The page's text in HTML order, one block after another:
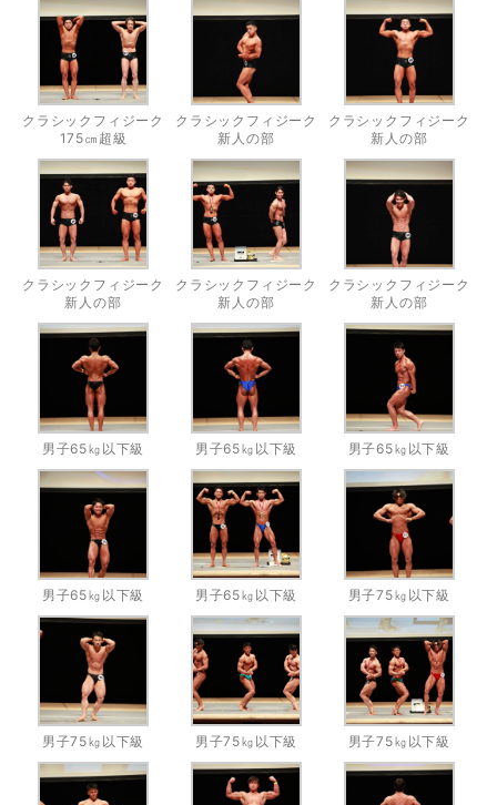
クラシックフィジーク
175㎝超級
クラシックフィジーク
新人の部
クラシックフィジーク
新人の部
クラシックフィジーク
新人の部
クラシックフィジーク
新人の部
クラシックフィジーク
新人の部
男子65㎏以下級 男子65㎏以下級 男子65㎏以下級
男子65㎏以下級 男子65㎏以下級 男子75㎏以下級
男子75㎏以下級 男子75㎏以下級 男子75㎏以下級